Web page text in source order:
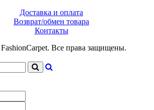
Доставка и оплата
Возврат/обмен товара
Контакты
Все права защищены.